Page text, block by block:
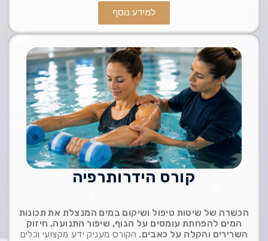
למידע נוסף
קורס הידרותרפיה
הכשרה של שיטות טיפול ושיקום במים המנצלת את תכונות
המים להפחתת עומסים על הגוף, שיפור התנועה, חיזוק
השרירים והקלה על כאבים. הקורס מעניק ידע מקצועי וכלים